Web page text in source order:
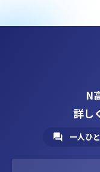
N
詳し
一人ひ